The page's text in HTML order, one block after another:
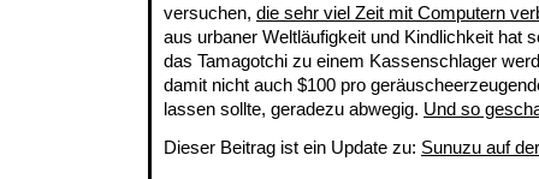
versuchen, die sehr viel Zeit mit Computern
aus urbaner Weltläufigkeit und Kindlichkeit hat
das Tamagotchi zu einem Kassenschlager
damit nicht auch $100 pro
lassen sollte, geradezu abwegig. Und so
Dieser Beitrag ist ein Update zu: Sunuzu auf